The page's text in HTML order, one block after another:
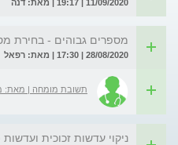
11/09/2020 | 19:17 | מאת: דנה
מספרים גבוהים - בחירת
28/08/2020 | 17:30 | מאת: רפאל
תשובת מומחה | מאת:
ניקוי עדשות זכוכית